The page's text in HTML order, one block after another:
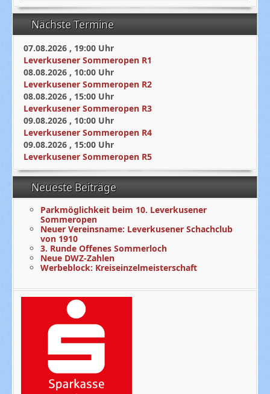
Nächste Termine
07.08.2026 , 19:00 Uhr
Leverkusener Sommeropen R1
08.08.2026 , 10:00 Uhr
Leverkusener Sommeropen R2
08.08.2026 , 15:00 Uhr
Leverkusener Sommeropen R3
09.08.2026 , 10:00 Uhr
Leverkusener Sommeropen R4
09.08.2026 , 15:00 Uhr
Leverkusener Sommeropen R5
Neueste Beiträge
Parkmöglichkeit beim 10. Leverkusener
Sommeropen
Neuer Vereinsname: Leverkusener Schachclub
von 1910
3. Runde Offenes Sommerloch
Neue DWZ-Zahlen
Werbeblock: Kreiseinzelmeisterschaft